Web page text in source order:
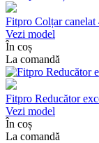
Fitpro Colțar canelat
Vezi model
În coș
La comandă
Fitpro Reducător
Vezi model
În coș
La comandă